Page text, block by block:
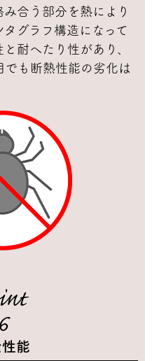
合う部分を熱により
グラフ構造になって
耐へたり性があり、
も断熱性能の劣化は
6
能